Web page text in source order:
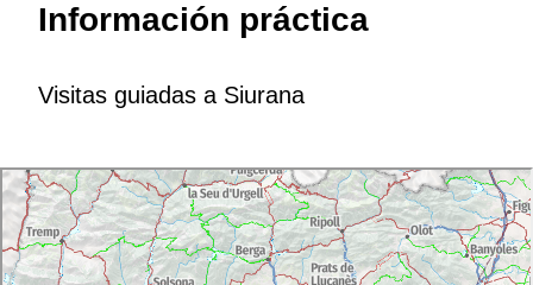
Información práctica
Visitas guiadas a Siurana